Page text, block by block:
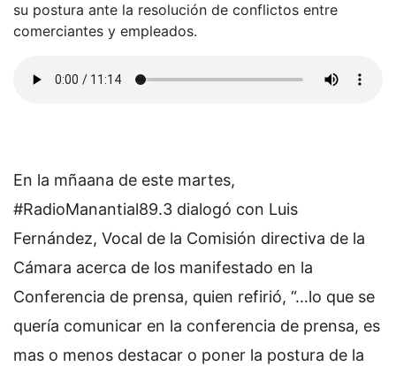
su postura ante la resolución de conflictos entre
comerciantes y empleados.
En la mñaana de este martes,
#RadioManantial89.3 dialogó con Luis
Fernández, Vocal de la Comisión directiva de la
Cámara acerca de los manifestado en la
Conferencia de prensa, quien refirió, “…lo que se
quería comunicar en la conferencia de prensa, es
mas o menos destacar o poner la postura de la